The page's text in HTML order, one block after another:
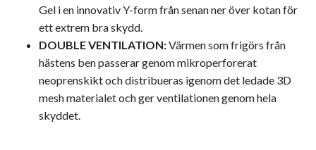
Gel i en innovativ Y-form från senan ner över kotan för
ett extrem bra skydd.
DOUBLE VENTILATION:Värmen som frigörs från
hästens ben passerar genom mikroperforerat
neoprenskikt och distribueras igenom det ledade 3D
mesh materialet och ger ventilationen genom hela
skyddet.